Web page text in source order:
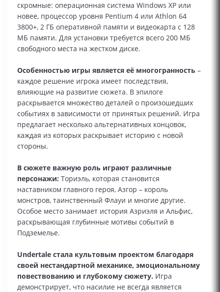
скромные: операционная система Windows XP или
новее, процессор уровня Pentium 4 или Athlon 64
3800+, 2 ГБ оперативной памяти и видеокарта с 128
МБ памяти. Для установки требуется всего 200 МБ
свободного места на жестком диске.
Особенностью игры является её многогранность –
каждое решение игрока имеет последствия,
влияющие на развитие сюжета. В эпилоге
раскрывается множество деталей о произошедших
событиях в зависимости от принятых решений. Игра
предлагает несколько альтернативных концовок,
каждая из которых раскрывает историю с новой
стороны.
В сюжете важную роль играют различные
персонажи: Ториэль, которая становится
наставником главного героя, Азгор – король
монстров, таинственный Флауи и многие другие.
Особое место занимает история Азриэля и Альфис,
раскрывающая глубинные мотивы событий в
Подземелье.
Undertale стала культовым проектом благодаря
своей нестандартной механике, эмоциональному
повествованию и глубокому сюжету. Игра
демонстрирует, что насилие не всегда является